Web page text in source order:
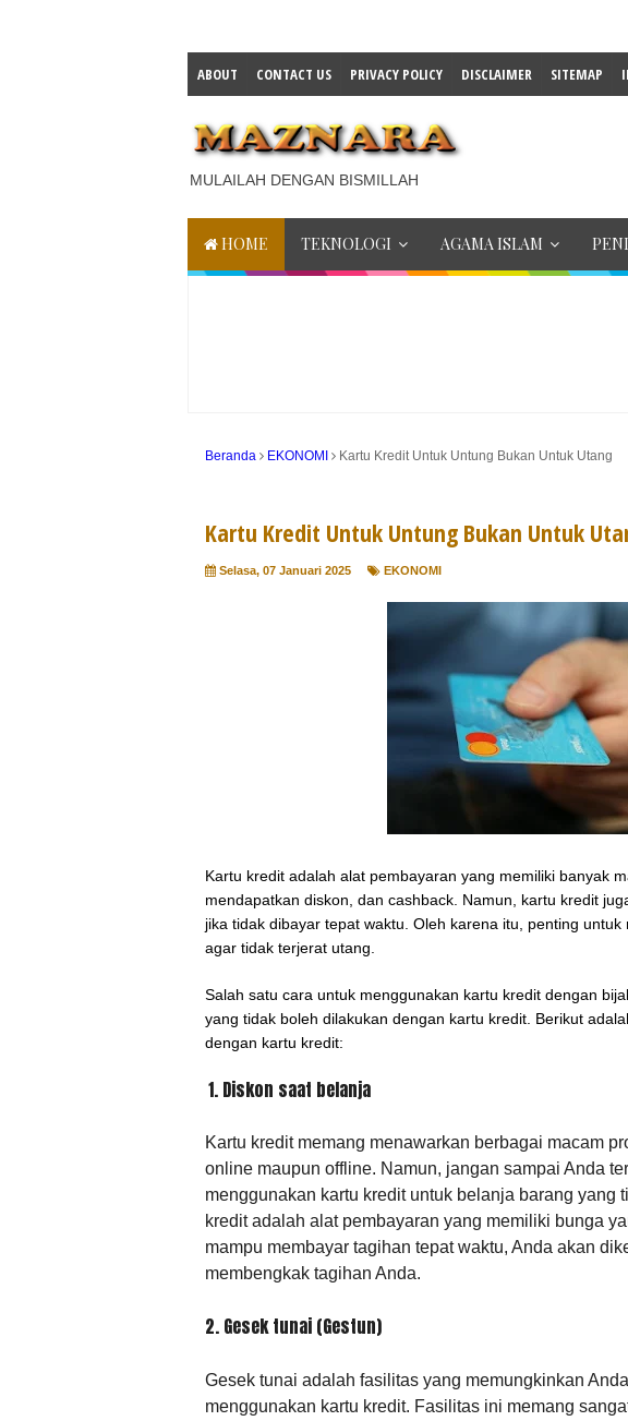
ABOUT CONTACT US PRIVACY POLICY DISCLAIMER SITEMAP
MULAILAH DENGAN BISMILLAH
HOME TEKNOLOGI AGAMA ISLAM
Beranda EKONOMI Kartu Kredit Untuk Untung Bukan Untuk Utang
Kartu Kredit Untuk Untung Bukan Untuk
Selasa, 07 Januari 2025 EKONOMI
Kartu kredit adalah alat pembayaran yang memiliki banyak
mendapatkan diskon, dan cashback. Namun, kartu kredit
jika tidak dibayar tepat waktu. Oleh karena itu, penting
agar tidak terjerat utang.
Salah satu cara untuk menggunakan kartu kredit dengan
yang tidak boleh dilakukan dengan kartu kredit. Berikut
dengan kartu kredit:
1. Diskon saat belanja
Kartu kredit memang menawarkan berbagai macam
online maupun offline. Namun, jangan sampai Anda
menggunakan kartu kredit untuk belanja barang yang
kredit adalah alat pembayaran yang memiliki bunga
mampu membayar tagihan tepat waktu, Anda akan
membengkak tagihan Anda.
2. Gesek tunai (Gestun)
Gesek tunai adalah fasilitas yang memungkinkan
menggunakan kartu kredit. Fasilitas ini memang